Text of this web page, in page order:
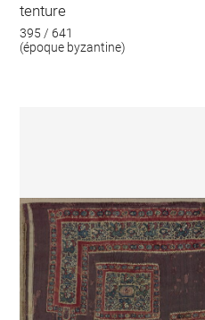
tenture
395 / 641
(époque byzantine)